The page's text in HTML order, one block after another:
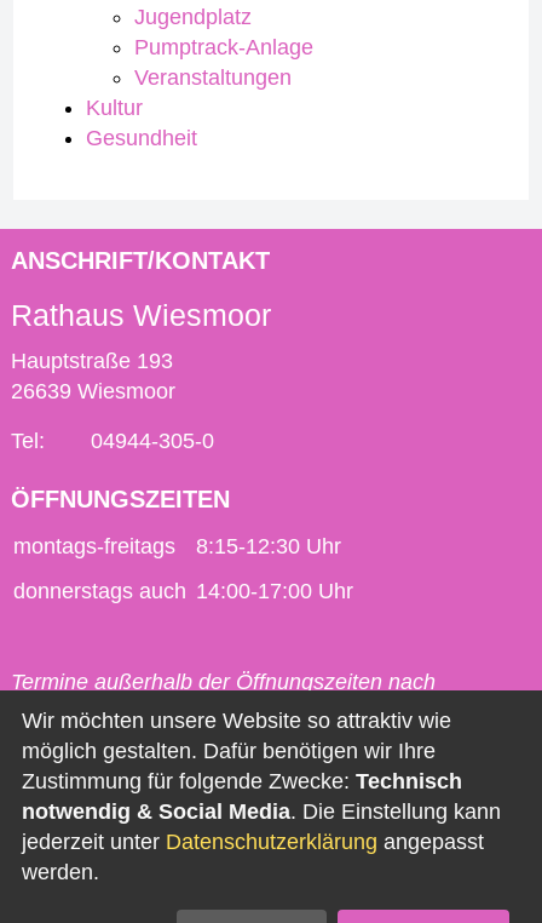
Jugendplatz
Pumptrack-Anlage
Veranstaltungen
Kultur
Gesundheit
ANSCHRIFT/KONTAKT
Rathaus Wiesmoor
Hauptstraße 193
26639 Wiesmoor
Tel: 04944-305-0
ÖFFNUNGSZEITEN
montags-freitags
8:15-12:30 Uhr
donnerstags auch 14:00-17:00 Uhr
Termine außerhalb der Öffnungszeiten nach
vorheriger Vereinbarung möglich.
Kontakt
Impressum
Datenschutz
Wir möchten unsere Website so attraktiv wie
möglich gestalten. Dafür benötigen wir Ihre
Zustimmung für folgende Zwecke: Technisch
notwendig & Social Media. Die Einstellung kann
jederzeit unter Datenschutzerklärung angepasst
werden.